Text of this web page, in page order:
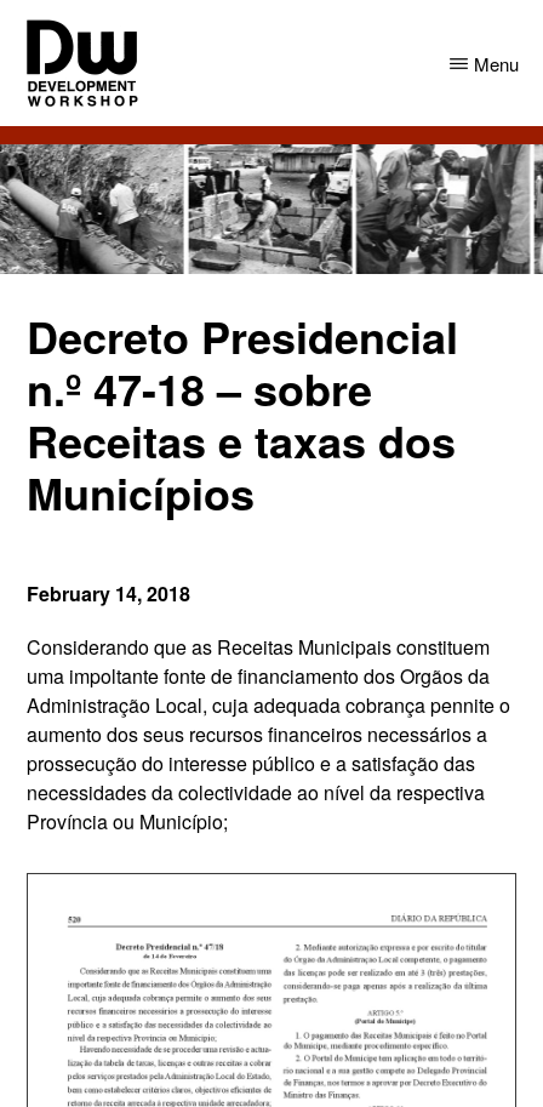
Skip
main
content
Skip
primary
sidebar
DW
Angola
Development
Workshop
Angola
Menu
Decreto Presidencial
n.º 47-18 – sobre
Receitas e taxas dos
Municípios
February 14, 2018
Considerando que as Receitas Municipais constituem
uma impoltante fonte de financiamento dos Orgãos da
Administração Local, cuja adequada cobrança pennite o
aumento dos seus recursos financeiros necessários a
prossecução do interesse público e a satisfação das
necessidades da colectividade ao nível da respectiva
Província ou Município;